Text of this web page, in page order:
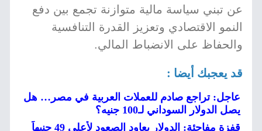
عن تبني سياسة مالية متوازنة تجمع بين دفع
النمو الاقتصادي وتعزيز القدرة التنافسية
والحفاظ على الانضباط المالي.
قد يعجبك أيضا :
عاجل: تراجع صادم للعملات العربية في مصر… هل
يصل الدولار السوداني لـ100 جنيه؟
قفزة مفاجئة: الدولار يعاود الصعود لأعلى 49 جنيهاً